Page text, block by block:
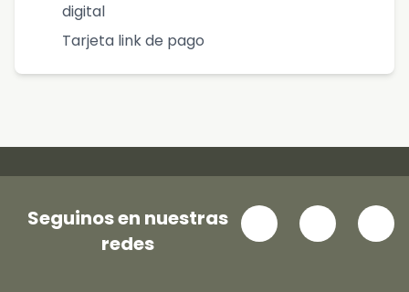
digital
Tarjeta link de pago
Seguinos en nuestras
redes